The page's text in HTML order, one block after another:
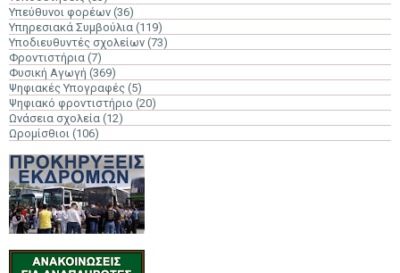
Υπεύθυνοι φορέων (36)
Υπηρεσιακά Συμβούλια (119)
Υποδιευθυντές σχολείων (73)
Φροντιστήρια (7)
Φυσική Αγωγή (369)
Ψηφιακές Υπογραφές (5)
Ψηφιακό φροντιστήριο (20)
Ωνάσεια σχολεία (12)
Ωρομίσθιοι (106)